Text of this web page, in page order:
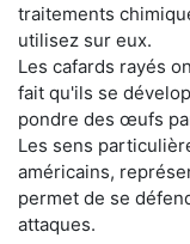
traitements
utilisez sur eux.
Les cafards rayés
fait qu'ils se
pondre des œufs
Les sens
américains,
permet de se
attaques.